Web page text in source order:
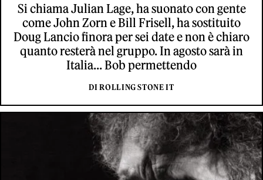
Si chiama Julian Lage, ha suonato con gente
come John Zorn e Bill Frisell, ha sostituito
Doug Lancio finora per sei date e non è chiaro
quanto resterà nel gruppo. In agosto sarà in
Italia... Bob permettendo
DI ROLLING STONE IT